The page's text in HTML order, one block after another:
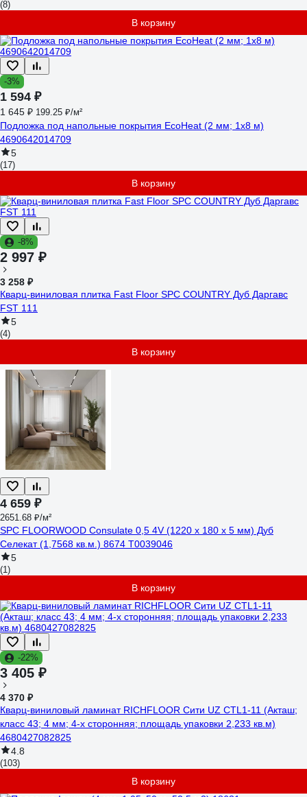
(8)
В корзину
-3%
1 594 ₽
1 645 ₽ 199.25 ₽/м²
Подложка под напольные покрытия EcoHeat (2 мм; 1x8 м)
4690642014709
5
(17)
В корзину
-8%
2 997 ₽
3 258 ₽
Кварц-виниловая плитка Fast Floor SPC COUNTRY Дуб Даргавс
FST 111
5
(4)
В корзину
4 659 ₽
2651.68 ₽/м²
SPC FLOORWOOD Consulate 0,5 4V (1220 х 180 х 5 мм) Дуб
Селекат (1,7568 кв.м.) 8674 Т0039046
5
(1)
В корзину
-22%
3 405 ₽
4 370 ₽
Кварц-виниловый ламинат RICHFLOOR Сити UZ CТL1-11 (Акташ;
класс 43; 4 мм; 4-х сторонняя; площадь упаковки 2,233 кв.м)
4680427082825
4.8
(103)
В корзину